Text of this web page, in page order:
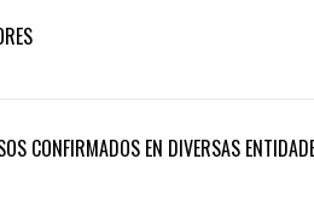
CONFIRMADOS EN DIVERSAS